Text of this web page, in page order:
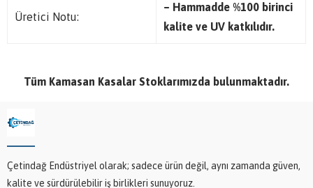
Üretici Notu:
– Hammadde %100 birinci
kalite ve UV katkılıdır.
Tüm Kamasan Kasalar Stoklarımızda bulunmaktadır.
Çetindağ Endüstriyel olarak; sadece ürün değil, aynı zamanda güven,
kalite ve sürdürülebilir iş birlikleri sunuyoruz.